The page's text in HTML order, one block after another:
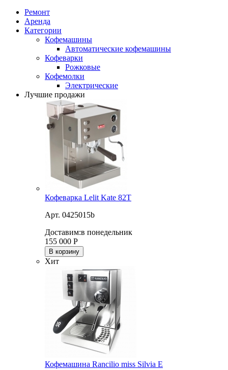
Ремонт
Аренда
Категории
Кофемашины
Автоматические кофемашины
Кофеварки
Рожковые
Кофемолки
Электрические
Лучшие продажи
Кофеварка Lelit Kate 82T
Арт. 0425015b
Доставим:в понедельник
155 000 Р
В корзину
Хит
Кофемашина Rancilio miss Silvia E